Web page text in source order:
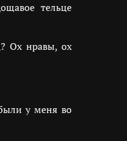
тельце
Ох нравы, ох
у меня во